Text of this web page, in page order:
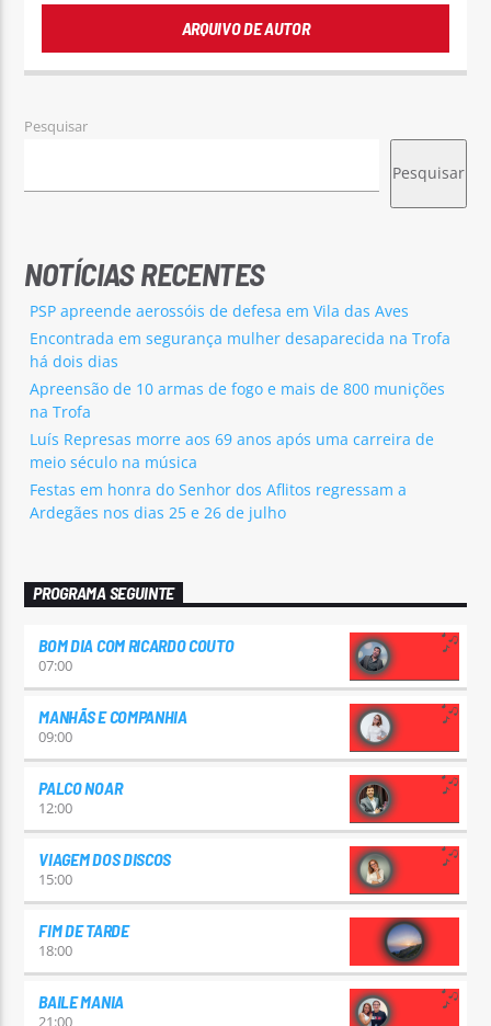
ARQUIVO DE AUTOR
Pesquisar
Pesquisar
NOTÍCIAS RECENTES
PSP apreende aerossóis de defesa em Vila das Aves
Encontrada em segurança mulher desaparecida na Trofa
há dois dias
Apreensão de 10 armas de fogo e mais de 800 munições
na Trofa
Luís Represas morre aos 69 anos após uma carreira de
meio século na música
Festas em honra do Senhor dos Aflitos regressam a
Ardegães nos dias 25 e 26 de julho
PROGRAMA SEGUINTE
BOM DIA COM RICARDO COUTO
07:00
MANHÃS E COMPANHIA
09:00
PALCO NOAR
12:00
VIAGEM DOS DISCOS
15:00
FIM DE TARDE
18:00
BAILE MANIA
21:00